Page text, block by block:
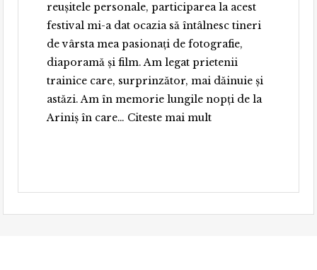
reușitele personale, participarea la acest
festival mi-a dat ocazia să întâlnesc tineri
de vârsta mea pasionați de fotografie,
diaporamă și film. Am legat prietenii
trainice care, surprinzător, mai dăinuie și
astăzi. Am în memorie lungile nopți de la
Ariniș în care… Citeste mai mult„Florin Andreescu”